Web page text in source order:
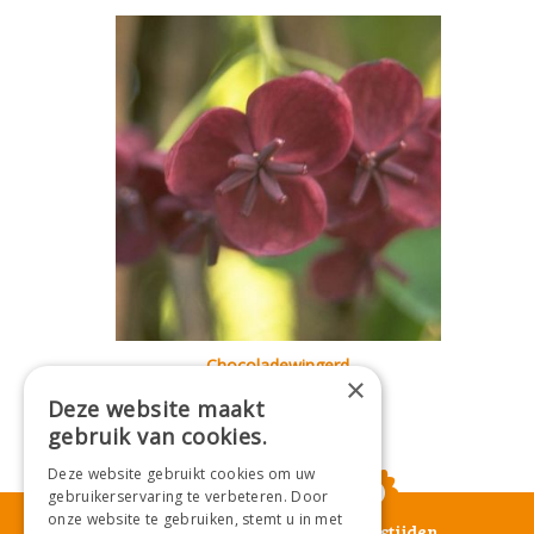
Chocoladewingerd
×
Deze website maakt
gebruik van cookies.
Deze website gebruikt cookies om uw
gebruikerservaring te verbeteren. Door
onze website te gebruiken, stemt u in met